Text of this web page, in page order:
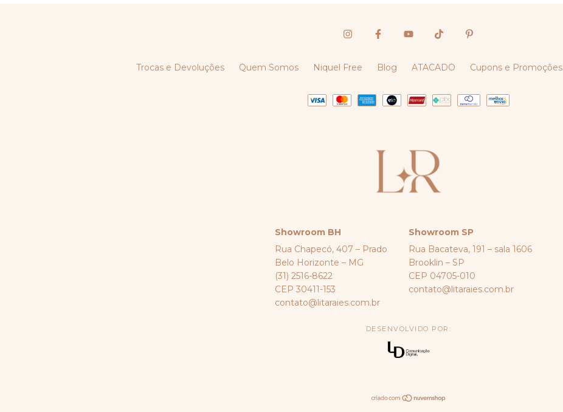
Trocas e Devoluções Quem Somos Niquel Free Blog ATACADO Cupons e Promoções
Showroom BH
Rua Chapecó, 407 – Prado
Belo Horizonte – MG
(31) 2516-8622
CEP 30411-153
contato@litaraies.com.br
Showroom SP
Rua Bacateva, 191 – sala 1606
Brooklin – SP
CEP 04705-010
contato@litaraies.com.br
DESENVOLVIDO POR: